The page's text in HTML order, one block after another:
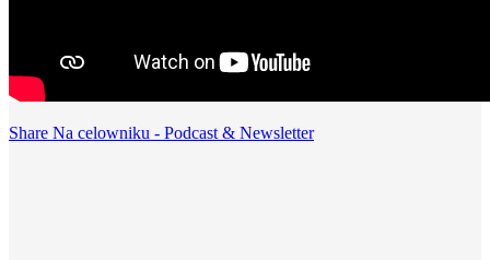
Share Na celowniku - Podcast & Newsletter